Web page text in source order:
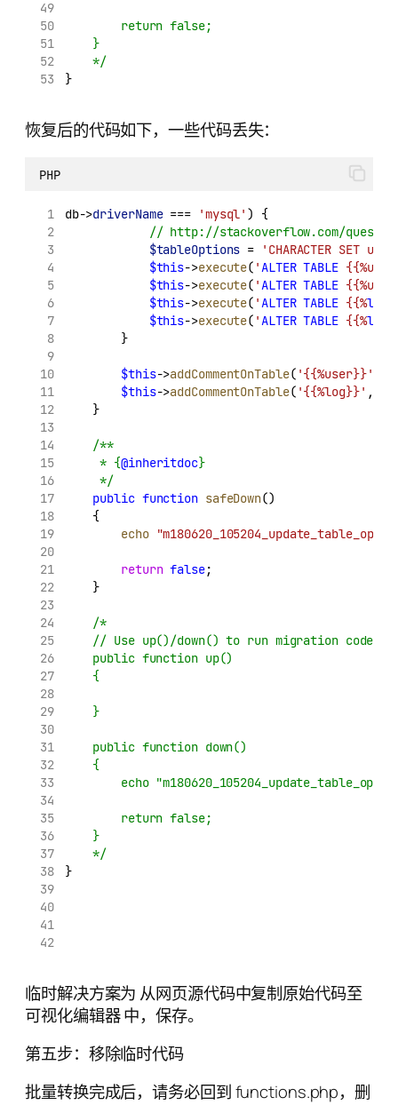
        return false;
    }
    */
}
恢复后的代码如下，一些代码丢失：
PHP
db->driverName === 'mysql' ) {
// http://stackoverflow.com/
$tableOptions =
'CHARACTER SET
$this->execute( 'ALTER TABLE {{%user}}
$this->execute( 'ALTER TABLE
$this->execute( 'ALTER TABLE {{%log
$this->execute( 'ALTER TABLE {{%log
        }
$this->addCommentOnTable( '{{%user}}'
$this->addCommentOnTable( '{{%log}}' ,
    }
/**
     * {
@inheritdoc}
     */
public function safeDown()
    {
echo
return false;
    }
/*
// Use up()/down() to run migration code
    public function up()
    {
    }
    public function down()
    {
echo
        return false;
    }
    */
}
临时解决方案为 从网页源代码中复制原始代码至
可视化编辑器 中，保存。
第五步：移除临时代码
批量转换完成后，请务必回到 functions.php，删